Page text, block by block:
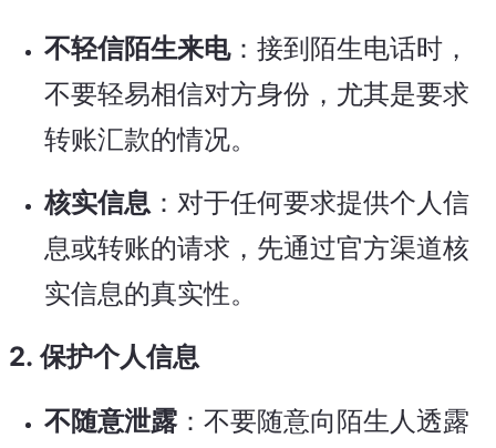
不轻信陌生来电：接到陌生电话时，
不要轻易相信对方身份，尤其是要求
转账汇款的情况。
核实信息 ：对于任何要求提供个人信
息或转账的请求，先通过官方渠道核
实信息的真实性。
2.保护个人信息
不随意泄露：不要随意向陌生人透露